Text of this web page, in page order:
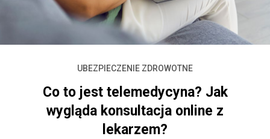
UBEZPIECZENIE ZDROWOTNE
Co to jest telemedycyna? Jak
wygląda konsultacja online z
lekarzem?